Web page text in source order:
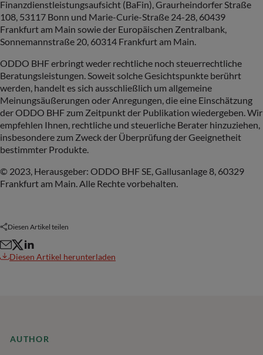
Finanzdienstleistungsaufsicht (BaFin), Graurheindorfer Straße
108, 53117 Bonn und Marie-Curie-Straße 24-28, 60439
Frankfurt am Main sowie der Europäischen Zentralbank,
Sonnemannstraße 20, 60314 Frankfurt am Main.
ODDO BHF erbringt weder rechtliche noch steuerrechtliche
Beratungsleistungen. Soweit solche Gesichtspunkte berührt
werden, handelt es sich ausschließlich um allgemeine
Meinungsäußerungen oder Anregungen, die eine Einschätzung
der ODDO BHF zum Zeitpunkt der Publikation wiedergeben. Wir
empfehlen Ihnen, rechtliche und steuerliche Berater hinzuziehen,
insbesondere zum Zweck der Überprüfung der Geeignetheit
bestimmter Produkte.
© 2023, Herausgeber: ODDO BHF SE, Gallusanlage 8, 60329
Frankfurt am Main. Alle Rechte vorbehalten.
Diesen Artikel teilen
Diesen Artikel herunterladen
AUTHOR